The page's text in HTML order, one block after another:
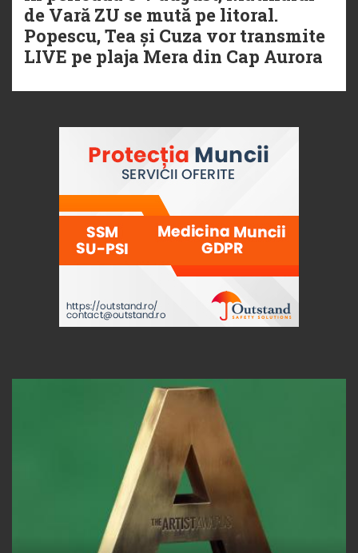
de Vară ZU se mută pe litoral.
Popescu, Tea și Cuza vor transmite
LIVE pe plaja Mera din Cap Aurora